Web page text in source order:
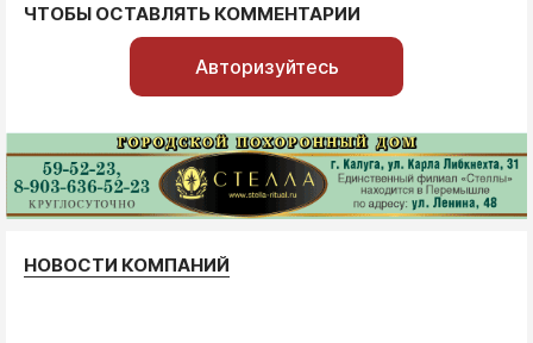
ЧТОБЫ ОСТАВЛЯТЬ КОММЕНТАРИИ
Авторизуйтесь
НОВОСТИ КОМПАНИЙ